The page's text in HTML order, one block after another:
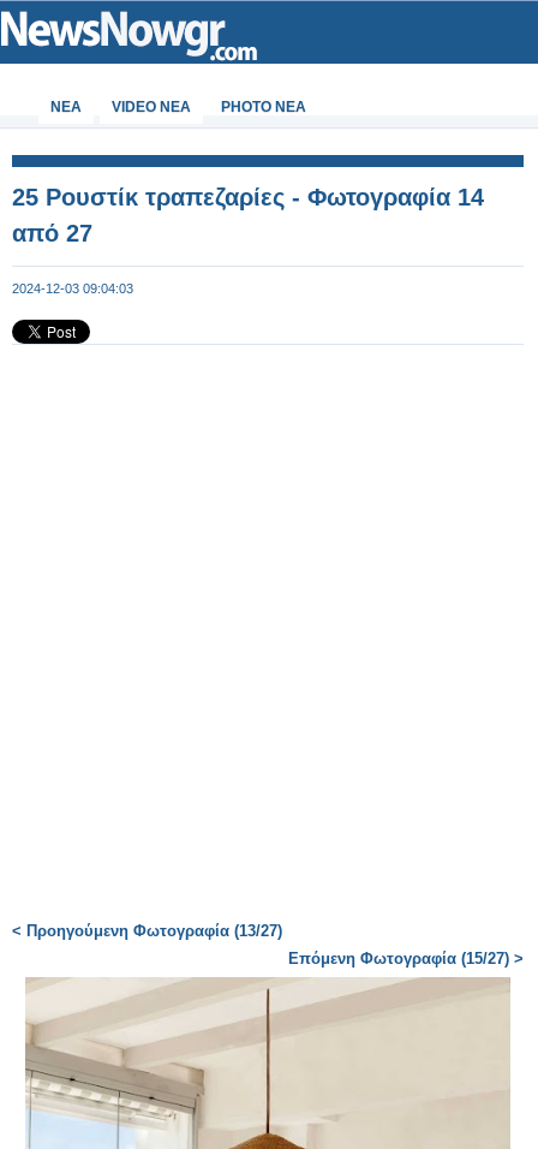
ΝΕΑ VIDEO NEA PHOTO NEA
25 Ρουστίκ τραπεζαρίες - Φωτογραφία 14
από 27
2024-12-03 09:04:03
< Προηγούμενη Φωτογραφία (13/27)
Επόμενη Φωτογραφία (15/27) >